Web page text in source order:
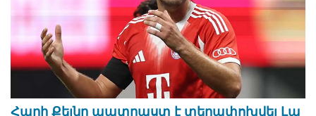
Հարի Քեյնը պատրաստ է տեղափոխվել Լա